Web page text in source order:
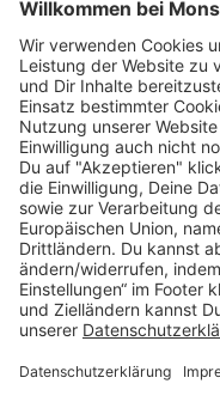
Impressum